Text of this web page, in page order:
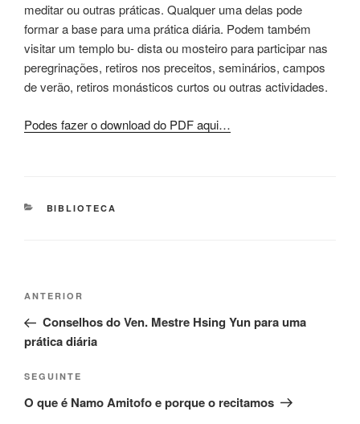
meditar ou outras práticas. Qualquer uma delas pode
formar a base para uma prática diária. Podem também
visitar um templo bu- dista ou mosteiro para participar nas
peregrinações, retiros nos preceitos, seminários, campos
de verão, retiros monásticos curtos ou outras actividades.
Podes fazer o download do PDF aqui…
BIBLIOTECA
ANTERIOR
Conselhos do Ven. Mestre Hsing Yun para uma
prática diária
SEGUINTE
O que é Namo Amitofo e porque o recitamos